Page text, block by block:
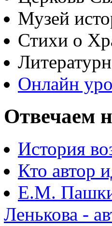
Музей
Стихи о
Онлайн
Отвечаем
История
Кто автор
Е.М.
Ленькова -